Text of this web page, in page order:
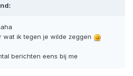
wat ik tegen je wilde zeggen
berichten eens bij me